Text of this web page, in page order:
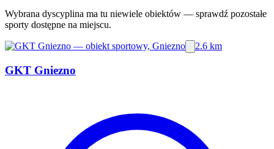
Wybrana dyscyplina ma tu niewiele obiektów — sprawdź pozostałe
sporty dostępne na miejscu.
2.6 km
GKT Gniezno